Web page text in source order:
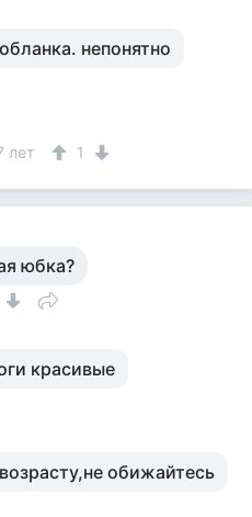
непонятно
лет 1
юбка?
красивые
обижайтесь